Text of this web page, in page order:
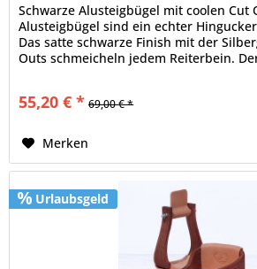
Schwarze Alusteigbügel mit coolen Cut
Alusteigbügel sind ein echter
Das satte schwarze Finish mit der
Outs schmeicheln jedem Reiterbein.
55,20 € * 69,00 € *
Merken
Urlaubsgeld